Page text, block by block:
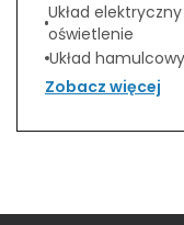
Układ
oświetlenie
Układ hamulcowy
Zobacz więcej